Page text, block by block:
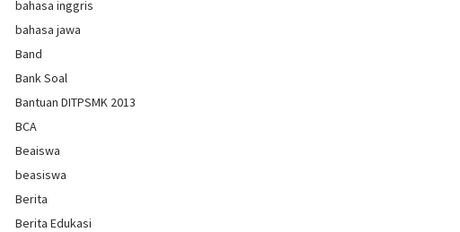
bahasa inggris
bahasa jawa
Band
Bank Soal
Bantuan DITPSMK 2013
BCA
Beaiswa
beasiswa
Berita
Berita Edukasi